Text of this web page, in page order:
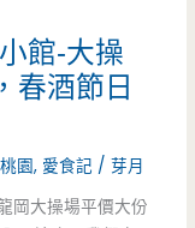
館-大操
春酒節日
園, 愛食記 /芽月
岡大操場平價大份